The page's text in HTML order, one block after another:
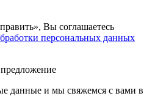
Вы соглашаетесь
персональных данных
данные и мы свяжемся с вами в